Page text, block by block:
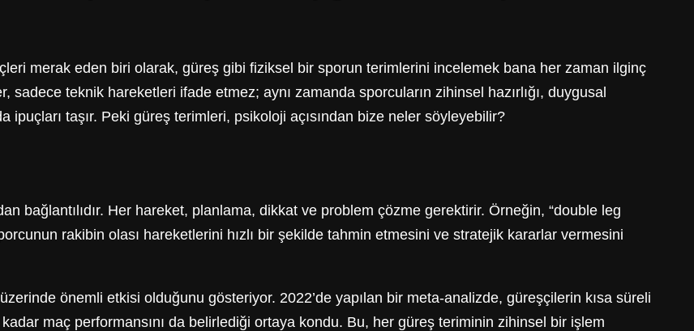
merak eden biri olarak, güreş gibi fiziksel bir sporun terimlerini incelemek bana her zaman ilginç
sadece teknik hareketleri ifade etmez; aynı zamanda sporcuların zihinsel hazırlığı, duygusal
ipuçları taşır. Peki güreş terimleri, psikoloji açısından bize neler söyleyebilir?
bağlantılıdır. Her hareket, planlama, dikkat ve problem çözme gerektirir. Örneğin, “double leg
rakibin olası hareketlerini hızlı bir şekilde tahmin etmesini ve stratejik kararlar vermesini
önemli etkisi olduğunu gösteriyor. 2022’de yapılan bir meta-analizde, güreşçilerin kısa süreli
maç performansını da belirlediği ortaya kondu. Bu, her güreş teriminin zihinsel bir işlem